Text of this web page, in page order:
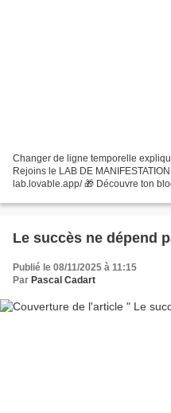
Changer de ligne temporelle
Rejoins le LAB DE
lab.lovable.app/ 🎁 Découvre ton
▬▬▬▬▬▬▬▬...
Le succès ne dépend
Publié le 08/11/2025 à 11:15
Par Pascal Cadart